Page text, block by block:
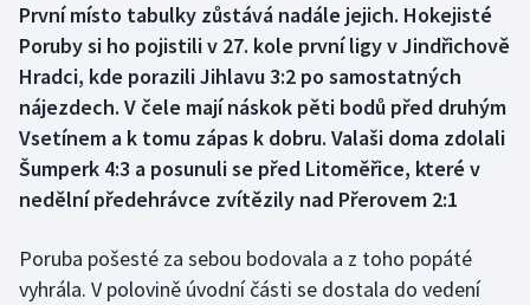
Box
Curling
Dostihy
Florbal
Futsal
První místo tabulky zůstává nadále jejich. Hokejisté
Poruby si ho pojistili v 27. kole první ligy v Jindřichově
Hradci, kde porazili Jihlavu 3:2 po samostatných
nájezdech. V čele mají náskok pěti bodů před druhým
Vsetínem a k tomu zápas k dobru. Valaši doma zdolali
Šumperk 4:3 a posunuli se před Litoměřice, které v
nedělní předehrávce zvítězily nad Přerovem 2:1
Poruba pošesté za sebou bodovala a z toho popáté
vyhrála. V polovině úvodní části se dostala do vedení